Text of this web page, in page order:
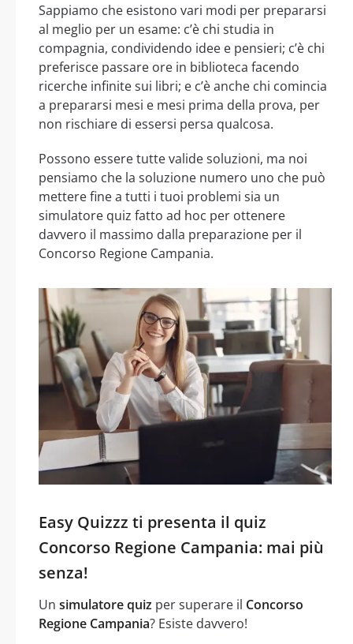
Sappiamo che esistono vari modi per prepararsi
al meglio per un esame: c’è chi studia in
compagnia, condividendo idee e pensieri; c’è chi
preferisce passare ore in biblioteca facendo
ricerche infinite sui libri; e c’è anche chi comincia
a prepararsi mesi e mesi prima della prova, per
non rischiare di essersi persa qualcosa.
Possono essere tutte valide soluzioni, ma noi
pensiamo che la soluzione numero uno che può
mettere fine a tutti i tuoi problemi sia un
simulatore quiz fatto ad hoc per ottenere
davvero il massimo dalla preparazione per il
Concorso Regione Campania.
Easy Quizzz ti presenta il quiz
Concorso Regione Campania: mai più
senza!
Un simulatore quiz per superare il Concorso
Regione Campania? Esiste davvero!